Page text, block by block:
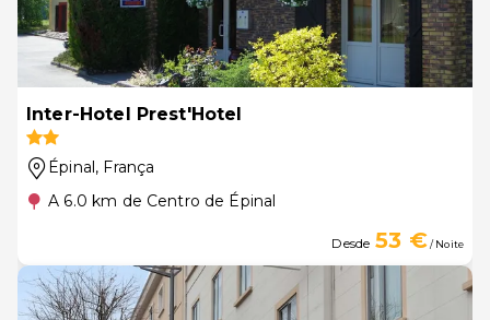
Inter-Hotel Prest'Hotel
Épinal, França
A 6.0 km de Centro de Épinal
Desde 53 €/ Noite